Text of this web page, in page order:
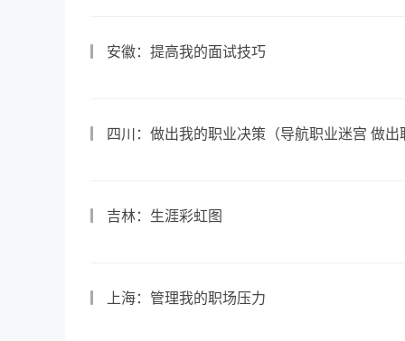
安徽：提高我的面试技巧
四川：做出我的职业决策（导航职业迷宫 做出
吉林：生涯彩虹图
上海：管理我的职场压力